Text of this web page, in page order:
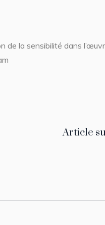
de la sensibilité dans
Article